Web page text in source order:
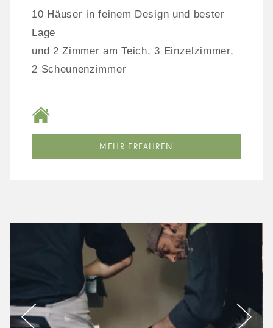
10 Häuser in feinem Design und bester
Lage
und 2 Zimmer am Teich, 3 Einzelzimmer,
2 Scheunenzimmer
MEHR ERFAHREN